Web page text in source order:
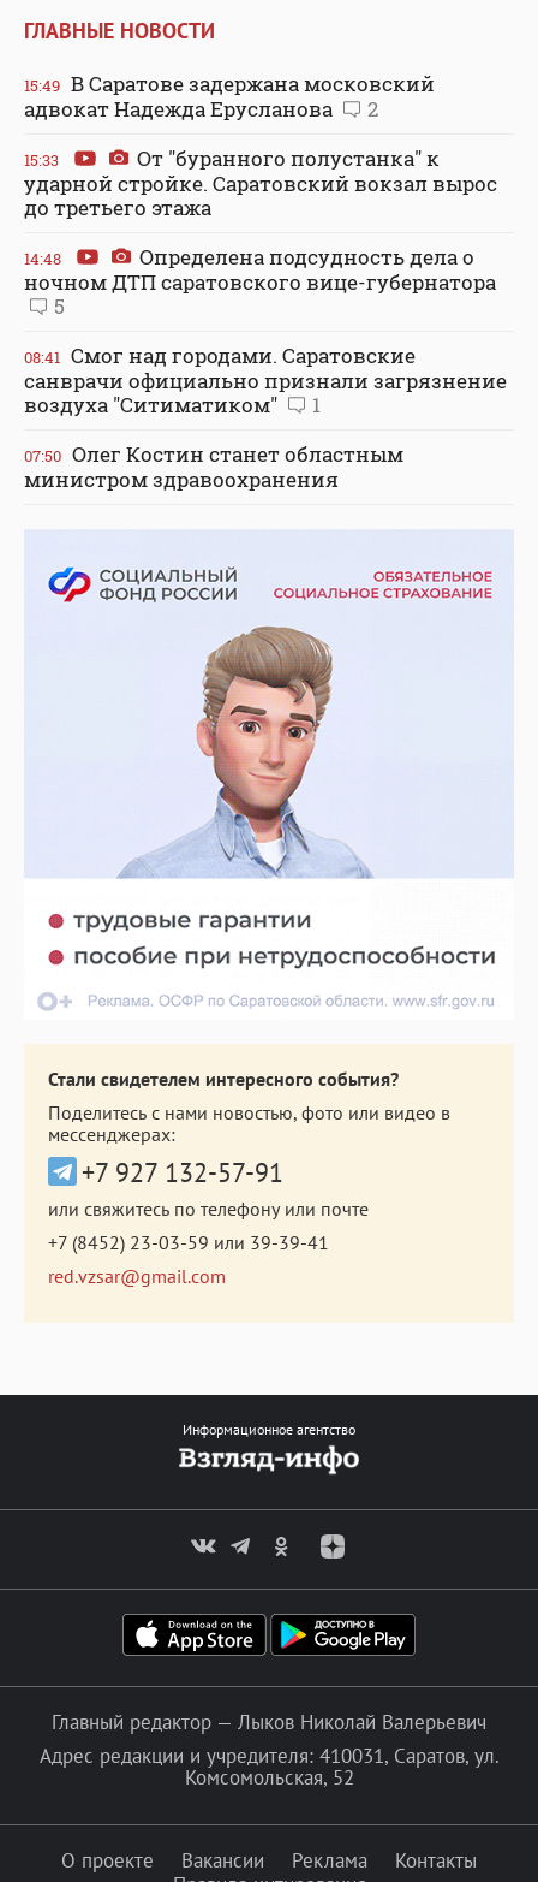
ГЛАВНЫЕ НОВОСТИ
15:49 В Саратове задержана московский
адвокат Надежда Ерусланова
2
15:33
От "буранного полустанка" к
ударной стройке. Саратовский вокзал вырос
до третьего этажа
14:48
Определена подсудность дела о
ночном ДТП саратовского вице-губернатора
5
08:41 Смог над городами. Саратовские
санврачи официально признали загрязнение
воздуха "Ситиматиком"
1
07:50 Олег Костин станет областным
министром здравоохранения
Стали свидетелем интересного события?
Поделитесь с нами новостью, фото или видео в
мессенджерах:
+7 927 132-57-91
или свяжитесь по телефону или почте
+7 (8452) 23-03-59 или 39-39-41
red.vzsar@gmail.com
Информационное агентство
Главный редактор — Лыков Николай Валерьевич
Адрес редакции и учредителя: 410031, Саратов, ул.
Комсомольская, 52
О проекте Вакансии Реклама
Контакты